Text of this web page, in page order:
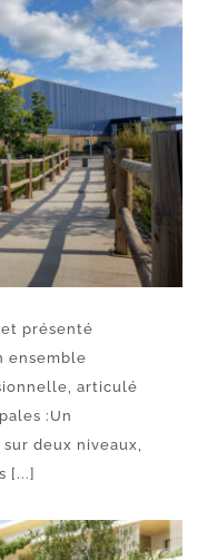
présenté
ensemble
articulé
:Un
deux niveaux,
[...]